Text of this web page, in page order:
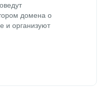
домена о
и организуют